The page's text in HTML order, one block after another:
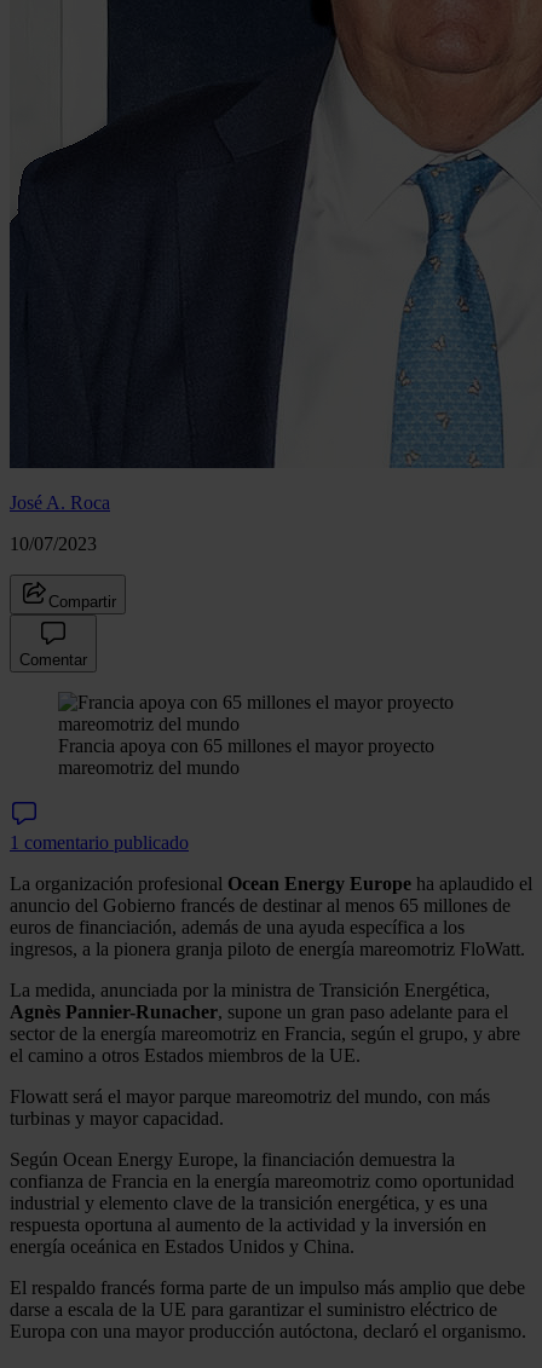
José A. Roca
10/07/2023
Compartir
Comentar
Francia apoya con 65 millones el mayor proyecto
mareomotriz del mundo
1 comentario publicado
La organización profesional Ocean Energy Europe ha aplaudido el
anuncio del Gobierno francés de destinar al menos 65 millones de
euros de financiación, además de una ayuda específica a los
ingresos, a la pionera granja piloto de energía mareomotriz FloWatt.
La medida, anunciada por la ministra de Transición Energética,
Agnès Pannier-Runacher, supone un gran paso adelante para el
sector de la energía mareomotriz en Francia, según el grupo, y abre
el camino a otros Estados miembros de la UE.
Flowatt será el mayor parque mareomotriz del mundo, con más
turbinas y mayor capacidad.
Según Ocean Energy Europe, la financiación demuestra la
confianza de Francia en la energía mareomotriz como oportunidad
industrial y elemento clave de la transición energética, y es una
respuesta oportuna al aumento de la actividad y la inversión en
energía oceánica en Estados Unidos y China.
El respaldo francés forma parte de un impulso más amplio que debe
darse a escala de la UE para garantizar el suministro eléctrico de
Europa con una mayor producción autóctona, declaró el organismo.